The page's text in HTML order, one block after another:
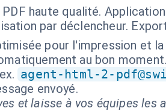
haute qualité.
par déclencheur.
pour l'impression et
au bon moment.
agent-html-2-
envoyé.
et laisse à vos équipes les